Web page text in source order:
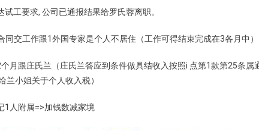
试工要求, 公司已通报结果给罗氏蓉离职。
同交工作跟1外国专家是个人不居住（工作可得结束完成在3各月中）
月跟庄氏兰（庄氏兰答应到条件做具结收入按照i 点第1款第25条
兰小姐关于个人收入税）
1人附属=>加钱数减家境